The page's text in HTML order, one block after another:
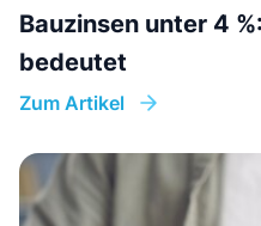
Bauzinsen unter 4
bedeutet
Zum Artikel